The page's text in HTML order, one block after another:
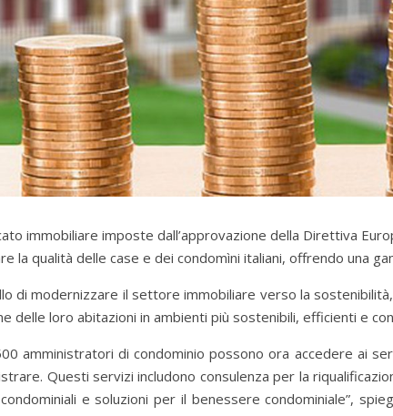
immobiliare imposte dall’approvazione della Direttiva
la qualità delle case e dei condomìni italiani, offrendo una
di modernizzare il settore immobiliare verso la
delle loro abitazioni in ambienti più sostenibili, efficienti e
amministratori di condominio possono ora accedere ai
Questi servizi includono consulenza per la
e soluzioni per il benessere condominiale”,